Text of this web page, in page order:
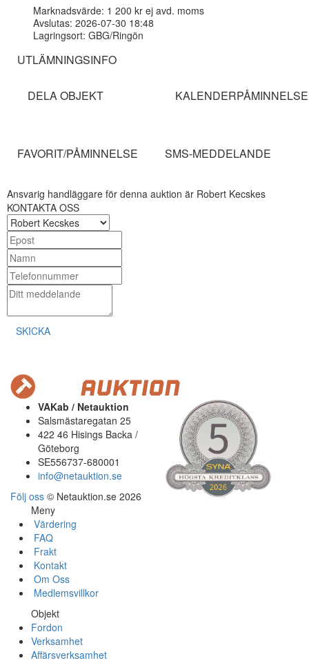
Marknadsvärde: 1 200 kr ej avd. moms
Avslutas: 2026-07-30 18:48
Lagringsort: GBG/Ringön
UTLÄMNINGSINFO
DELA OBJEKT KALENDERPÅMINNELSE
FAVORIT/PÅMINNELSE SMS-MEDDELANDE
Ansvarig handläggare för denna auktion är Robert Kecskes
KONTAKTA OSS
SKICKA
VAKab / Netauktion
Salsmästaregatan 25
422 46 Hisings Backa /
Göteborg
SE556737-680001
info@netauktion.se
Följ oss © Netauktion.se 2026
Meny
Värdering
FAQ
Frakt
Kontakt
Om Oss
Medlemsvillkor
Objekt
Fordon
Verksamhet
Affärsverksamhet